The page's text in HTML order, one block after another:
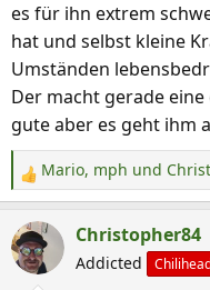
es für ihn extrem
hat und selbst kleine
Umständen
Der macht gerade
gute aber es geht ihm
R
e
a
k
t
Mario, mph und
Christopher84
Addicted